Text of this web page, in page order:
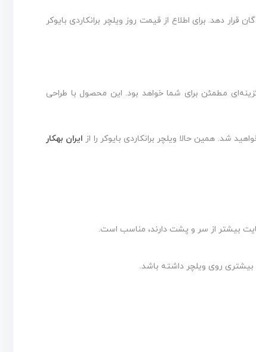
دهد. برای اطلاع از قیمت روز ویلچر برانکاردی بایوکر
مطمئن برای شما خواهد بود. این محصول با طراحی
شد. همین حالا ویلچر برانکاردی بایوکر را از ایران بهکار
بیشتر از سر و پشت دارند، مناسب است.
بیشتری روی ویلچر داشته باشد.